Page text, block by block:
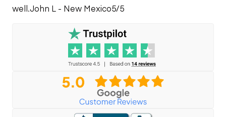
well.John L - New Mexico5/5